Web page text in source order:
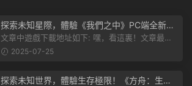
探索未知星際，體驗《我們之中》PC端全新版
本
文章中遊戲下載地址如下: 嘿，看這裏！文章最後
有個圖片，點一下就能加入我們遊...
2025-07-25
探索未知世界，體驗生存極限！《方舟：生存